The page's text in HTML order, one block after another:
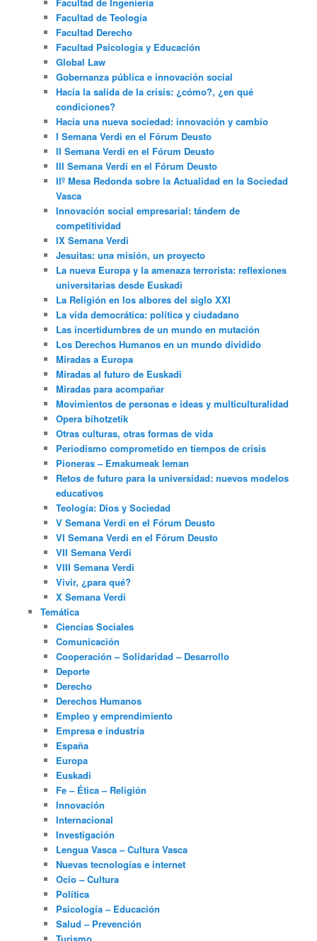
Facultad de Teología
Facultad Derecho
Facultad Psicología y Educación
Global Law
Gobernanza pública e innovación social
Hacia la salida de la crisis: ¿cómo?, ¿en qué
condiciones?
Hacia una nueva sociedad: innovación y cambio
I Semana Verdi en el Fórum Deusto
II Semana Verdi en el Fórum Deusto
III Semana Verdi en el Fórum Deusto
IIº Mesa Redonda sobre la Actualidad en la Sociedad
Vasca
Innovación social empresarial: tándem de
competitividad
IX Semana Verdi
Jesuitas: una misión, un proyecto
La nueva Europa y la amenaza terrorista: reflexiones
universitarias desde Euskadi
La Religión en los albores del siglo XXI
La vida democrática: política y ciudadano
Las incertidumbres de un mundo en mutación
Los Derechos Humanos en un mundo dividido
Miradas a Europa
Miradas al futuro de Euskadi
Miradas para acompañar
Movimientos de personas e ideas y multiculturalidad
Opera bihotzetik
Otras culturas, otras formas de vida
Periodismo comprometido en tiempos de crisis
Pioneras – Emakumeak leman
Retos de futuro para la universidad: nuevos modelos
educativos
Teología: Dios y Sociedad
V Semana Verdi en el Fórum Deusto
VI Semana Verdi en el Fórum Deusto
VII Semana Verdi
VIII Semana Verdi
Vivir, ¿para qué?
X Semana Verdi
Temática
Ciencias Sociales
Comunicación
Cooperación – Solidaridad – Desarrollo
Deporte
Derecho
Derechos Humanos
Empleo y emprendimiento
Empresa e industria
España
Europa
Euskadi
Fe – Ética – Religión
Innovación
Internacional
Investigación
Lengua Vasca – Cultura Vasca
Nuevas tecnologías e internet
Ocio – Cultura
Política
Psicología – Educación
Salud – Prevención
Turismo